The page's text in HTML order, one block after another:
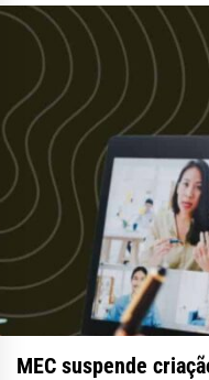
MEC suspende